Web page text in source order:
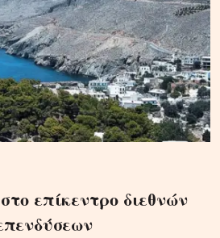
επίκεντρο διεθνών